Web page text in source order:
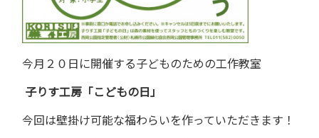
今月２０日に開催する子どものための工作教室
子りす工房「こどもの日」
今回は壁掛け可能な福わらいを作っていただきます！